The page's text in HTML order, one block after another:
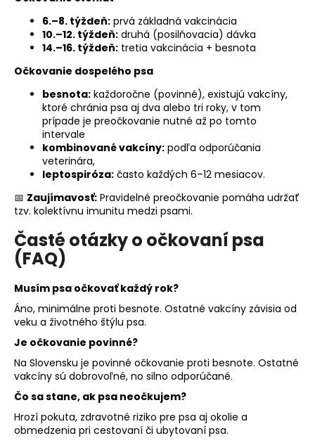
6.–8. týždeň: prvá základná vakcinácia
10.–12. týždeň: druhá (posilňovacia) dávka
14.–16. týždeň: tretia vakcinácia + besnota
Očkovanie dospelého psa
besnota: každoročne (povinné), existujú vakcíny,
ktoré chránia psa aj dva alebo tri roky, v tom
prípade je preočkovanie nutné až po tomto
intervale
kombinované vakcíny: podľa odporúčania
veterinára,
leptospiróza: často každých 6–12 mesiacov.
📅 Zaujímavosť: Pravidelné preočkovanie pomáha udržať
tzv. kolektívnu imunitu medzi psami.
Časté otázky o očkovaní psa
(FAQ)
Musím psa očkovať každý rok?
Áno, minimálne proti besnote. Ostatné vakcíny závisia od
veku a životného štýlu psa.
Je očkovanie povinné?
Na Slovensku je povinné očkovanie proti besnote. Ostatné
vakcíny sú dobrovoľné, no silno odporúčané.
Čo sa stane, ak psa neočkujem?
Hrozí pokuta, zdravotné riziko pre psa aj okolie a
obmedzenia pri cestovaní či ubytovaní psa.